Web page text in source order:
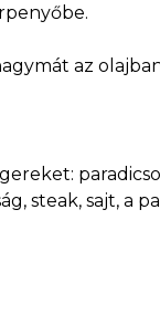
az
steak, sajt, a